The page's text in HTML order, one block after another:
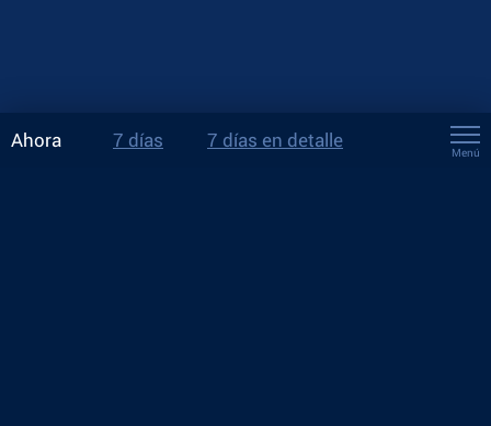
Ahora 7 días 7 días en detalle
Menú